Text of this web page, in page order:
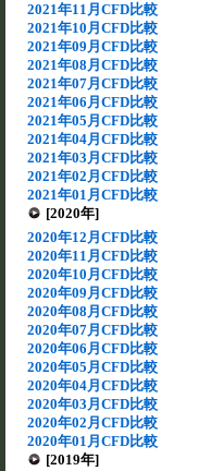
2021年11月CFD比較
2021年10月CFD比較
2021年09月CFD比較
2021年08月CFD比較
2021年07月CFD比較
2021年06月CFD比較
2021年05月CFD比較
2021年04月CFD比較
2021年03月CFD比較
2021年02月CFD比較
2021年01月CFD比較
[2020年]
2020年12月CFD比較
2020年11月CFD比較
2020年10月CFD比較
2020年09月CFD比較
2020年08月CFD比較
2020年07月CFD比較
2020年06月CFD比較
2020年05月CFD比較
2020年04月CFD比較
2020年03月CFD比較
2020年02月CFD比較
2020年01月CFD比較
[2019年]